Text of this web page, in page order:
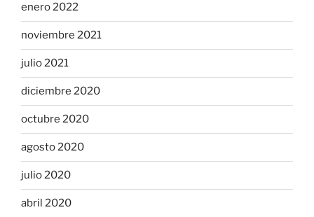
enero 2022
noviembre 2021
julio 2021
diciembre 2020
octubre 2020
agosto 2020
julio 2020
abril 2020